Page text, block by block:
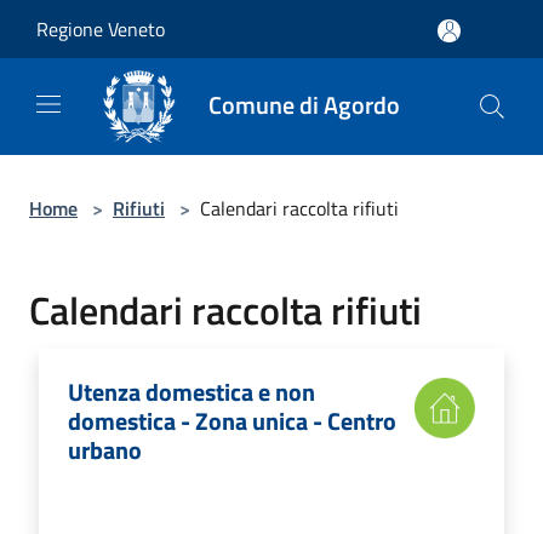
Regione Veneto
Comune di Agordo
Home > Rifiuti > Calendari raccolta rifiuti
Calendari raccolta rifiuti
Utenza domestica e non
domestica - Zona unica - Centro
urbano